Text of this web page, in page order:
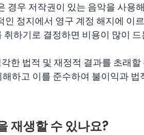
경우 저작권이 있는 음악을 사용
정지에서 영구 계정 해지에 이
하기로 결정하면 비용이 많이 드
한 법적 및 재정적 결과를 초래할
하고 이를 준수하여 불이익과 법
재생할 수 있나요?